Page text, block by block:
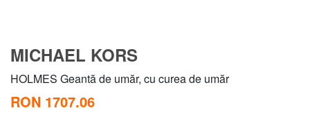
MICHAEL KORS
HOLMES Geantă de umăr, cu curea de umăr
RON 1707.06